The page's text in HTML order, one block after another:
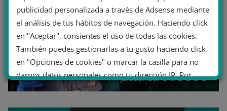
publicidad personalizada a través de Adsense mediante
el análisis de tus hábitos de navegación. Haciendo click
en "Aceptar", consientes el uso de todas las cookies.
También puedes gestionarlas a tu gusto haciendo click
en "Opciones de cookies" o marcar la casilla para no
darnos datos personales como tu dirección IP. Por
último, puedes leer nuestra Política de cookies.